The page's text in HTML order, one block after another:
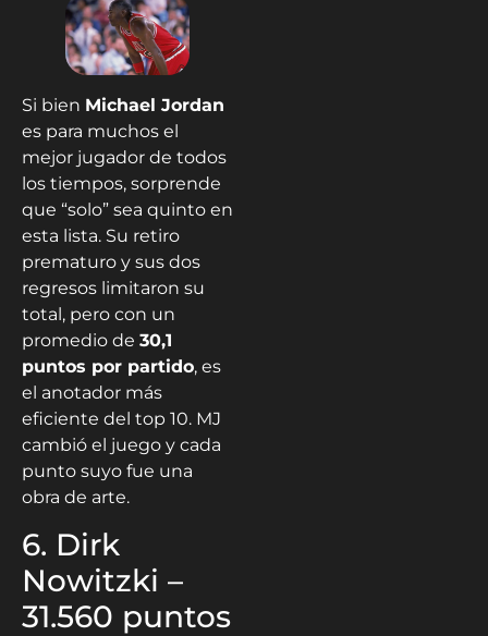
Si bien Michael Jordan
es para muchos el
mejor jugador de todos
los tiempos, sorprende
que “solo” sea quinto en
esta lista. Su retiro
prematuro y sus dos
regresos limitaron su
total, pero con un
promedio de 30,1
puntos por partido, es
el anotador más
eficiente del top 10. MJ
cambió el juego y cada
punto suyo fue una
obra de arte.
6. Dirk
Nowitzki –
31.560 puntos